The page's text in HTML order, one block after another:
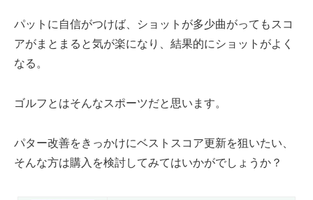
パットに自信がつけば、ショットが多少曲がってもスコ
アがまとまると気が楽になり、結果的にショットがよく
なる。
ゴルフとはそんなスポーツだと思います。
パター改善をきっかけにベストスコア更新を狙いたい、
そんな方は購入を検討してみてはいかがでしょうか？